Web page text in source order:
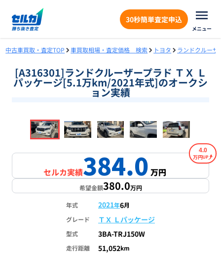
30秒簡単査定申込
メニュー
中古車買取・査定TOP 車買取相場・査定価格 検索 トヨタ ランドクルーザ
[A316301]ランドクルーザープラド ＴＸ Ｌ
パッケージ[5.1万km/2021年式]のオークシ
ョン実績
1/18
セルカ実績384.0万円
4.0
万円
希望金額380.0万円
年式 2021年6月
グレード
ＴＸ Ｌパッケージ
型式 3BA-TRJ150W
走行距離 51,052km